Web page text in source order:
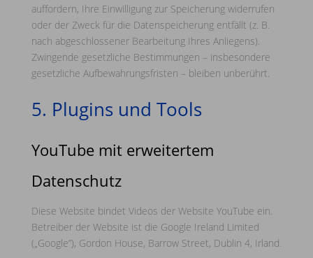
auffordern, Ihre Einwilligung zur Speicherung widerrufen
oder der Zweck für die Datenspeicherung entfällt (z. B.
nach abgeschlossener Bearbeitung Ihres Anliegens).
Zwingende gesetzliche Bestimmungen – insbesondere
gesetzliche Aufbewahrungsfristen – bleiben unberührt.
5. Plugins und Tools
YouTube mit erweitertem
Datenschutz
Diese Website bindet Videos der Website YouTube ein.
Betreiber der Website ist die Google Ireland Limited
(„Google”), Gordon House, Barrow Street, Dublin 4, Irland.